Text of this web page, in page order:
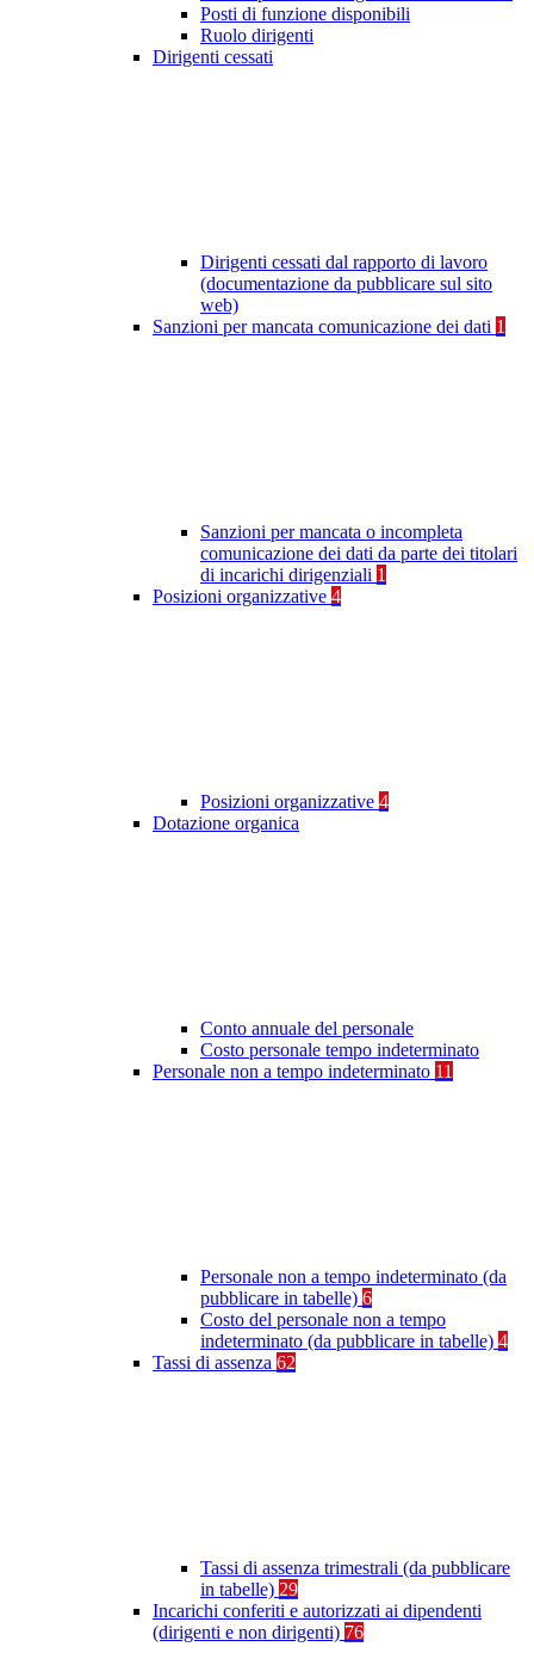
Posti di funzione disponibili
Ruolo dirigenti
Dirigenti cessati
Dirigenti cessati dal rapporto di lavoro
(documentazione da pubblicare sul sito
web)
Sanzioni per mancata comunicazione dei dati 1
Sanzioni per mancata o incompleta
comunicazione dei dati da parte dei titolari
di incarichi dirigenziali 1
Posizioni organizzative 4
Posizioni organizzative 4
Dotazione organica
Conto annuale del personale
Costo personale tempo indeterminato
Personale non a tempo indeterminato 11
Personale non a tempo indeterminato (da
pubblicare in tabelle) 6
Costo del personale non a tempo
indeterminato (da pubblicare in tabelle) 4
Tassi di assenza 62
Tassi di assenza trimestrali (da pubblicare
in tabelle) 29
Incarichi conferiti e autorizzati ai dipendenti
(dirigenti e non dirigenti) 76